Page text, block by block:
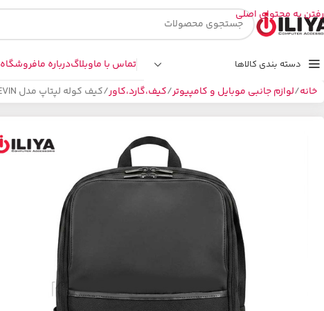
رفتن به محتوای اصلی
دسته بندی کالاها تماس با ماوبلاگدرباره مافروشگاه
خانه لوازم جانبی موبایل و کامپیوتر کیف،گارد،کاور کیف کوله لپتاپ مدل PRESIDENT LEVIN